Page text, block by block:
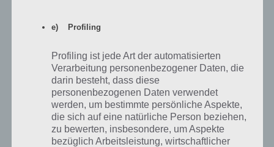
100 Doors 2013 Level 97 Lösung
100 Doors 2013: Level 98 Lösung
e) Profiling
Profiling ist jede Art der automatisierten
Verarbeitung personenbezogener Daten, die
darin besteht, dass diese
personenbezogenen Daten verwendet
werden, um bestimmte persönliche Aspekte,
die sich auf eine natürliche Person beziehen,
zu bewerten, insbesondere, um Aspekte
bezüglich Arbeitsleistung, wirtschaftlicher